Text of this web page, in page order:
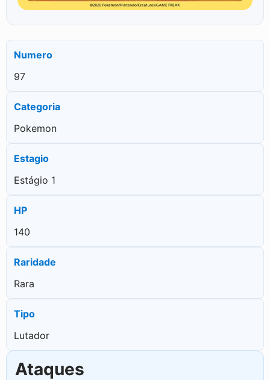
Numero
97
Categoria
Pokemon
Estagio
Estágio 1
HP
140
Raridade
Rara
Tipo
Lutador
Ataques